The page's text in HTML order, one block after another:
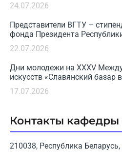
24.07.2026
Представители ВГТУ –
фонда Президента
22.07.2026
Дни молодежи на XXXV
искусств «Славянский базар
17.07.2026
Контакты кафедры
210038, Республика